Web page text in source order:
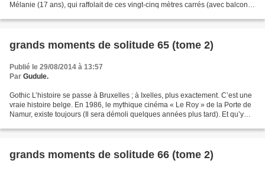
Mélanie (17 ans), qui raffolait de ces vingt-cinq mètres carrés (avec balcon),
grands moments de solitude 65 (tome 2)
Publié le 29/08/2014 à 13:57
Par Gudule.
Gothic L’histoire se passe à Bruxelles ; à Ixelles, plus exactement. C’est une
vraie histoire belge. En 1986, le mythique cinéma « Le Roy » de la Porte de
Namur, existe toujours (Il sera démoli quelques années plus tard). Et qu’y
grands moments de solitude 66 (tome 2)